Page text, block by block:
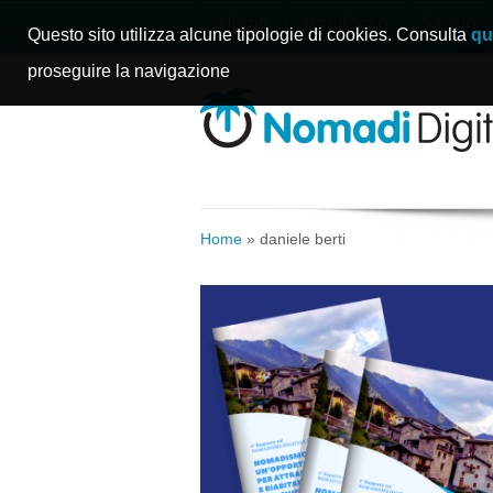
Home Manifesto Storie
Home » daniele berti
Questo sito utilizza alcune tipologie di cookies. Consulta
proseguire la navigazione